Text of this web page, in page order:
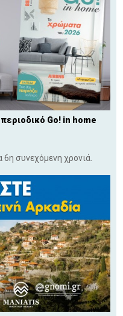
Go! in home
συνεχόμενη χρονιά.